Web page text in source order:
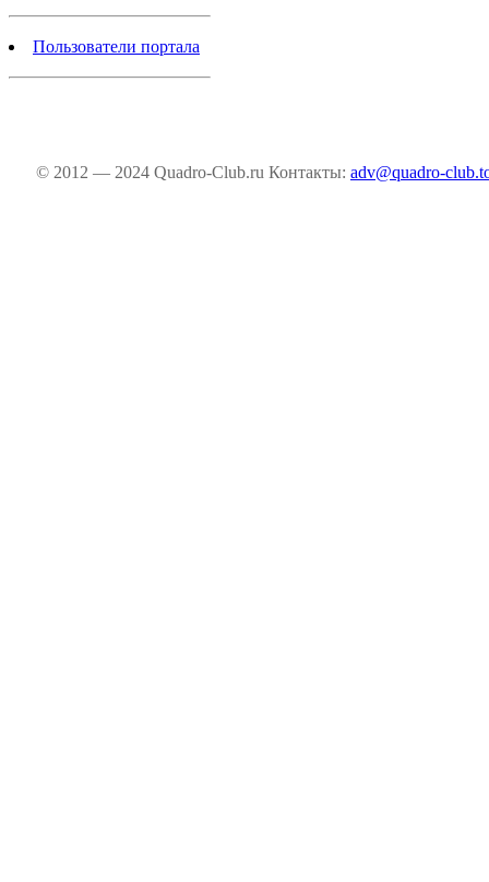
Пользователи портала
© 2012 — 2024 Quadro-Club.ru Контакты: adv@quadro-